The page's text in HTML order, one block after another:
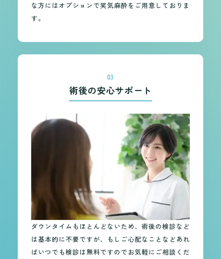
な方にはオプションで笑気麻酔をご用意しておりま
す。
03
術後の安心サポート
ダウンタイムもほとんどないため、術後の検診など
は基本的に不要ですが、もしご心配なことなどあれ
ばいつでも検診は無料ですのでお気軽にご相談くだ